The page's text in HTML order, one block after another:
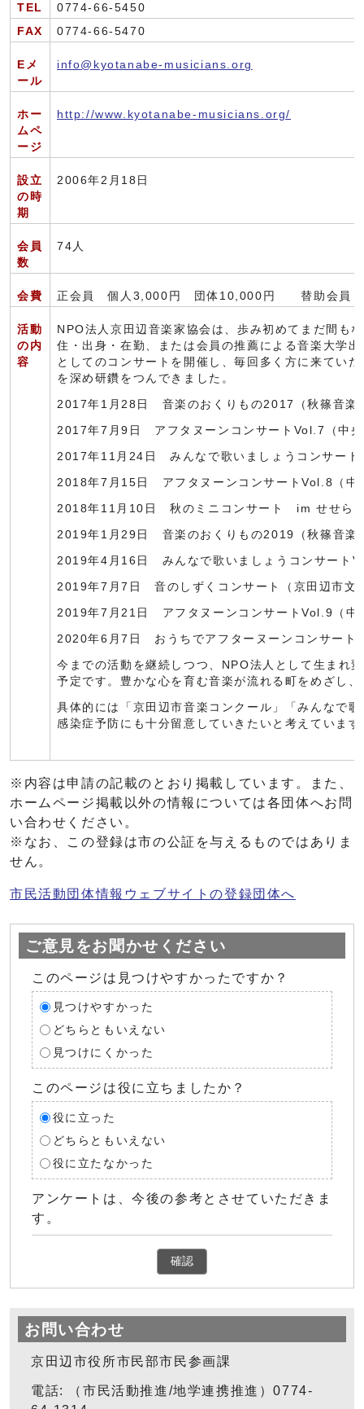
TEL
0774-66-5450
FAX
0774-66-5470
Eメ
ール
info@kyotanabe-musicians.org
ホー
ムペ
ージ
http://www.kyotanabe-musicians.org/
設立
の時
期
2006年2月18日
会員
数
74人
会費 正会員 個人3,000円 団体10,000円 替助会員
活動
の内
容
NPO法人京田辺音楽家協会は、歩み初めてまだ間も
住・出身・在勤、または会員の推薦による音楽大学
としてのコンサートを開催し、毎回多く方に来てい
を深め研鑽をつんできました。
2017年1月28日 音楽のおくりもの2017（秋篠音楽
2017年7月9日 アフタヌーンコンサートVol.7（中
2017年11月24日 みんなで歌いましょうコンサート
2018年7月15日 アフタヌーンコンサートVol.8（中
2018年11月10日 秋のミニコンサート im せせ
2019年1月29日 音楽のおくりもの2019（秋篠音楽
2019年4月16日 みんなで歌いましょうコンサート
2019年7月7日 音のしずくコンサート（京田辺市文
2019年7月21日 アフタヌーンコンサートVol.9（中
2020年6月7日 おうちでアフターヌーンコンサート
今までの活動を継続しつつ、NPO法人として生まれ
予定です。豊かな心を育む音楽が流れる町をめざし
具体的には「京田辺市音楽コンクール」「みんなで
感染症予防にも十分留意していきたいと考えています
※内容は申請の記載のとおり掲載しています。また、
ホームページ掲載以外の情報については各団体へお問
い合わせください。
※なお、この登録は市の公証を与えるものではありま
せん。
市民活動団体情報ウェブサイトの登録団体へ
ご意見をお聞かせください
このページは見つけやすかったですか？
見つけやすかった
どちらともいえない
見つけにくかった
このページは役に立ちましたか？
役に立った
どちらともいえない
役に立たなかった
アンケートは、今後の参考とさせていただきま
す。
確認
お問い合わせ
京田辺市役所市民部市民参画課
電話: （市民活動推進/地学連携推進）0774-